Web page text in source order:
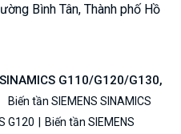
Bình Tân, Thành phố Hồ
G110/G120/G130,
Biến tần SIEMENS SINAMICS
G120
Biến tần SIEMENS